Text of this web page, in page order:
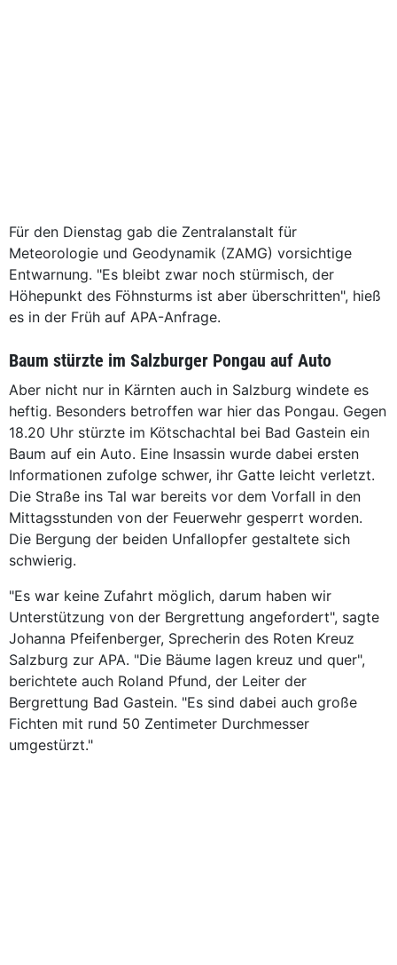
Für den Dienstag gab die Zentralanstalt für
Meteorologie und Geodynamik (ZAMG) vorsichtige
Entwarnung. "Es bleibt zwar noch stürmisch, der
Höhepunkt des Föhnsturms ist aber überschritten", hieß
es in der Früh auf APA-Anfrage.
Baum stürzte im Salzburger Pongau auf Auto
Aber nicht nur in Kärnten auch in Salzburg windete es
heftig. Besonders betroffen war hier das Pongau. Gegen
18.20 Uhr stürzte im Kötschachtal bei Bad Gastein ein
Baum auf ein Auto. Eine Insassin wurde dabei ersten
Informationen zufolge schwer, ihr Gatte leicht verletzt.
Die Straße ins Tal war bereits vor dem Vorfall in den
Mittagsstunden von der Feuerwehr gesperrt worden.
Die Bergung der beiden Unfallopfer gestaltete sich
schwierig.
"Es war keine Zufahrt möglich, darum haben wir
Unterstützung von der Bergrettung angefordert", sagte
Johanna Pfeifenberger, Sprecherin des Roten Kreuz
Salzburg zur APA. "Die Bäume lagen kreuz und quer",
berichtete auch Roland Pfund, der Leiter der
Bergrettung Bad Gastein. "Es sind dabei auch große
Fichten mit rund 50 Zentimeter Durchmesser
umgestürzt."